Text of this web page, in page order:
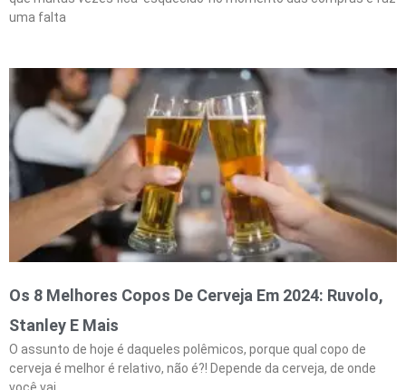
uma falta
Os 8 Melhores Copos De Cerveja Em 2024: Ruvolo,
Stanley E Mais
O assunto de hoje é daqueles polêmicos, porque qual copo de
cerveja é melhor é relativo, não é?! Depende da cerveja, de onde